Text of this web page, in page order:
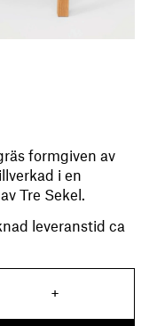
formgiven av
i en
Tre Sekel.
leveranstid ca
mängd
+